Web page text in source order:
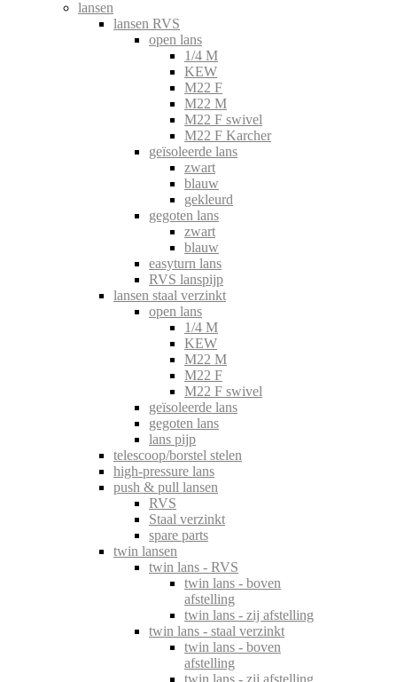
lansen
lansen RVS
open lans
1/4 M
KEW
M22 F
M22 M
M22 F swivel
M22 F Karcher
geïsoleerde lans
zwart
blauw
gekleurd
gegoten lans
zwart
blauw
easyturn lans
RVS lanspijp
lansen staal verzinkt
open lans
1/4 M
KEW
M22 M
M22 F
M22 F swivel
geïsoleerde lans
gegoten lans
lans pijp
telescoop/borstel stelen
high-pressure lans
push & pull lansen
RVS
Staal verzinkt
spare parts
twin lansen
twin lans - RVS
twin lans - boven
afstelling
twin lans - zij afstelling
twin lans - staal verzinkt
twin lans - boven
afstelling